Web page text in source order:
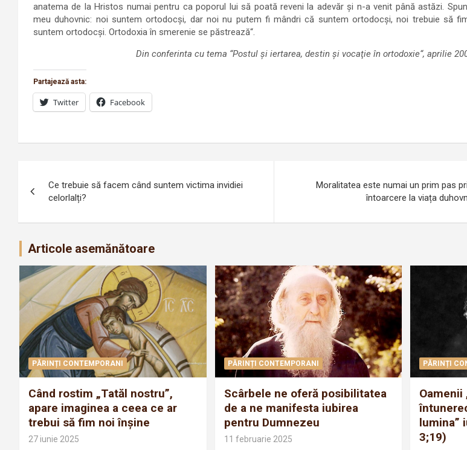
anatema de la Hristos numai pentru ca poporul lui să poată reveni la adevăr şi n-a venit până astăzi.
meu duhovnic: noi suntem ortodocşi, dar noi nu putem fi mândri că suntem ortodocşi, noi trebuie să
suntem ortodocşi. Ortodoxia în smerenie se păstrează“.
Din conferinta cu tema “Postul şi iertarea, destin şi vocaţie în ortodoxie“, aprilie
Partajează asta:
Twitter Facebook
în
articole
Ce trebuie să facem când suntem victima invidiei
celorlalți?
Moralitatea este numai un prim pas
întoarcere la viața
Articole asemănătoare
PĂRINȚI CONTEMPORANI
Când rostim „Tatăl nostru”,
apare imaginea a ceea ce ar
trebui să fim noi înșine
27 iunie 2025
PĂRINȚI CONTEMPORANI
Scârbele ne oferă posibilitatea
de a ne manifesta iubirea
pentru Dumnezeu
11 februarie 2025
PĂRINȚI
lumina”
3;19)